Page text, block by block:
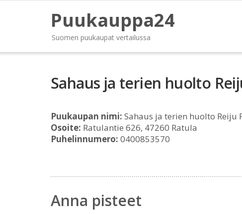
Puukauppa24
Suomen puukaupat vertailussa
Sahaus ja terien huolto
Puukaupan nimi: Sahaus ja terien huolto Reiju
Osoite: Ratulantie 626, 47260 Ratula
Puhelinnumero: 0400853570
Anna pisteet